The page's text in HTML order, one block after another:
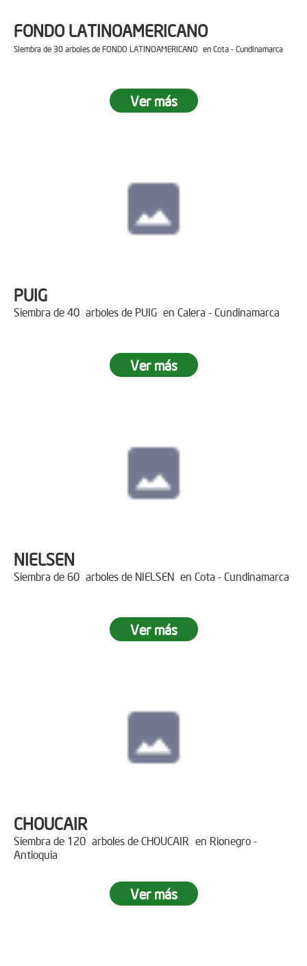
FONDO LATINOAMERICANO
Siembra de 30 arboles de FONDO LATINOAMERICANO en Cota - Cundinamarca
Ver más
PUIG
Siembra de 40 arboles de PUIG en Calera - Cundinamarca
Ver más
NIELSEN
Siembra de 60 arboles de NIELSEN en Cota - Cundinamarca
Ver más
CHOUCAIR
Siembra de 120 arboles de CHOUCAIR en Rionegro -
Antioquia
Ver más